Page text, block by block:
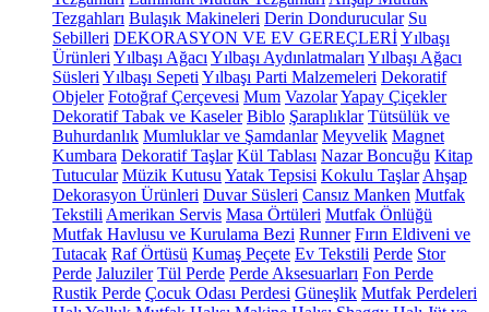
Tezgahları Bulaşık Makineleri Derin Dondurucular Su
Sebilleri DEKORASYON VE EV GEREÇLERİYılbaşı
Ürünleri Yılbaşı Ağacı Yılbaşı Aydınlatmaları Yılbaşı Ağacı
Süsleri Yılbaşı Sepeti Yılbaşı Parti Malzemeleri Dekoratif
Objeler Fotoğraf Çerçevesi Mum VazolarYapay Çiçekler
Dekoratif Tabak ve Kaseler Biblo Şaraplıklar Tütsülük ve
Buhurdanlık Mumluklar ve Şamdanlar Meyvelik Magnet
Kumbara Dekoratif Taşlar Kül Tablası Nazar Boncuğu Kitap
Tutucular Müzik Kutusu Yatak Tepsisi Kokulu Taşlar Ahşap
Dekorasyon Ürünleri Duvar Süsleri Cansız Manken Mutfak
Tekstili Amerikan Servis Masa Örtüleri Mutfak Önlüğü
Mutfak Havlusu ve Kurulama Bezi Runner Fırın Eldiveni ve
Tutacak Raf Örtüsü Kumaş Peçete Ev Tekstili Perde Stor
Perde Jaluziler Tül Perde Perde Aksesuarları Fon Perde
Rustik Perde Çocuk Odası Perdesi Güneşlik Mutfak Perdeleri